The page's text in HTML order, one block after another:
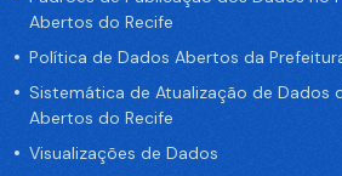
Abertos do Recife
Política de Dados Abertos da
Sistemática de Atualização de Dados
Abertos do Recife
Visualizações de Dados